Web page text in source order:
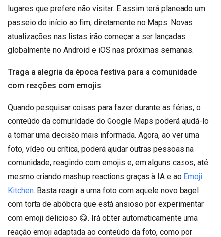
lugares que prefere não visitar. E assim terá planeado um
passeio do início ao fim, diretamente no Maps. Novas
atualizações nas listas irão começar a ser lançadas
globalmente no Android e iOS nas próximas semanas.
Traga a alegria da época festiva para a comunidade
com reações com emojis
Quando pesquisar coisas para fazer durante as férias, o
conteúdo da comunidade do Google Maps poderá ajudá-lo
a tomar uma decisão mais informada. Agora, ao ver uma
foto, vídeo ou crítica, poderá ajudar outras pessoas na
comunidade, reagindo com emojis e, em alguns casos, até
mesmo criando mashup reactions graças à IA e ao Emoji
Kitchen. Basta reagir a uma foto com aquele novo bagel
com torta de abóbora que está ansioso por experimentar
com emoji delicioso 😋. Irá obter automaticamente uma
reação emoji adaptada ao conteúdo da foto, como por